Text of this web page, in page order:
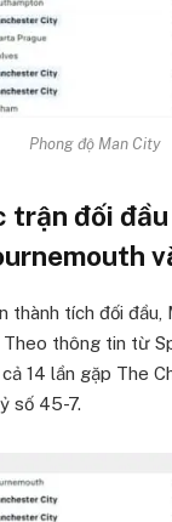
Phong độ Man City
trận đối
thành tích đối đầu,
Theo thông tin từ
14 lần gặp The
số 45-7.